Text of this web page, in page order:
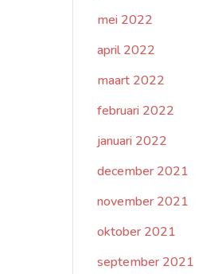
mei 2022
april 2022
maart 2022
februari 2022
januari 2022
december 2021
november 2021
oktober 2021
september 2021